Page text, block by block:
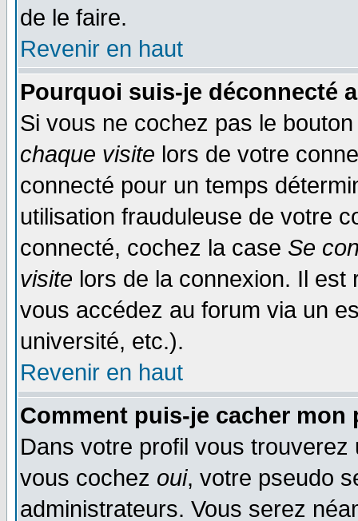
de le faire.
Revenir en haut
Pourquoi suis-je déconnecté
Si vous ne cochez pas le
chaque visite lors de votre
connecté pour un temps
utilisation frauduleuse de votre
connecté, cochez la case Se
visite lors de la connexion. Il
vous accédez au forum via un
université, etc.).
Revenir en haut
Comment puis-je cacher
Dans votre profil vous
vous cochez oui, votre pseudo
administrateurs. Vous serez